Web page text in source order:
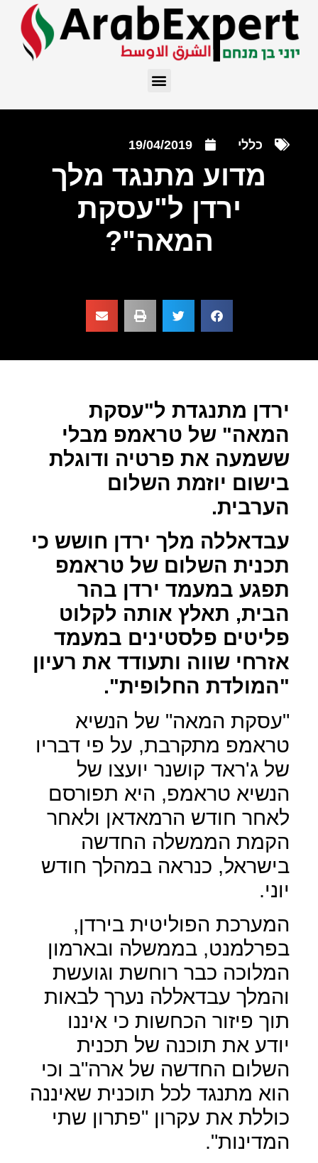
כללי 19/04/2019
מדוע מתנגד מלך
ירדן ל"עסקת
המאה"?
ירדן מתנגדת ל"עסקת
המאה" של טראמפ מבלי
ששמעה את פרטיה ודוגלת
בישום יוזמת השלום
הערבית.
עבדאללה מלך ירדן חושש כי
תכנית השלום של טראמפ
תפגע במעמד ירדן בהר
הבית, תאלץ אותה לקלוט
פליטים פלסטינים במעמד
אזרחי שווה ותעודד את רעיון
"המולדת החלופית".
"עסקת המאה" של הנשיא
טראמפ מתקרבת, על פי דבריו
של ג'ראד קושנר יועצו של
הנשיא טראמפ, היא תפורסם
לאחר חודש הרמאדאן ולאחר
הקמת הממשלה החדשה
בישראל, כנראה במהלך חודש
יוני.
המערכת הפוליטית בירדן,
בפרלמנט, בממשלה ובארמון
המלוכה כבר רוחשת וגועשת
והמלך עבדאללה נערך לבאות
תוך פיזור הכחשות כי איננו
יודע את תוכנה של תכנית
השלום החדשה של ארה"ב וכי
הוא מתנגד לכל תוכנית שאיננה
כוללת את עקרון "פתרון שתי
המדינות".